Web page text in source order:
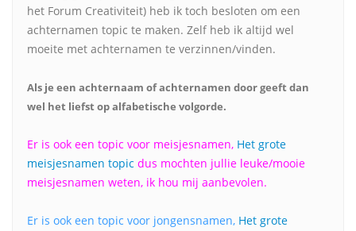
het Forum Creativiteit) heb ik toch besloten om een
achternamen topic te maken. Zelf heb ik altijd wel
moeite met achternamen te verzinnen/vinden.
Als je een achternaam of achternamen door geeft dan
wel het liefst op alfabetische volgorde.
Er is ook een topic voor meisjesnamen, Het grote
meisjesnamen topic dus mochten jullie leuke/mooie
meisjesnamen weten, ik hou mij aanbevolen.
Er is ook een topic voor jongensnamen, Het grote